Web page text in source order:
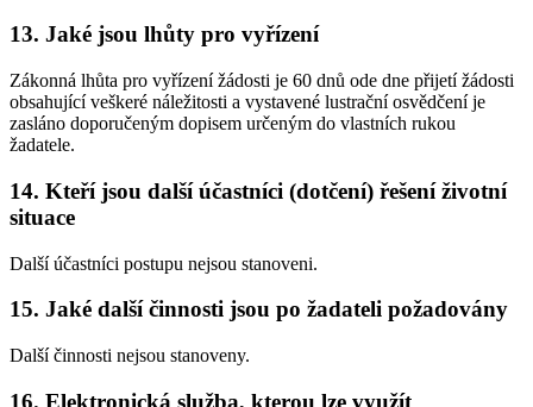
13. Jaké jsou lhůty pro vyřízení
Zákonná lhůta pro vyřízení žádosti je 60 dnů ode dne přijetí žádosti
obsahující veškeré náležitosti a vystavené lustrační osvědčení je
zasláno doporučeným dopisem určeným do vlastních rukou
žadatele.
14. Kteří jsou další účastníci (dotčení) řešení životní
situace
Další účastníci postupu nejsou stanoveni.
15. Jaké další činnosti jsou po žadateli požadovány
Další činnosti nejsou stanoveny.
16. Elektronická služba, kterou lze využít